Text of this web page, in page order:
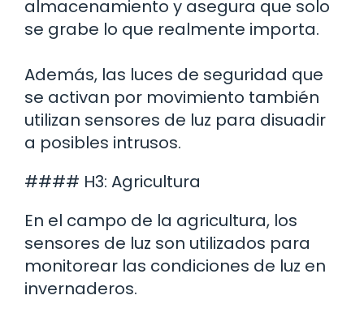
almacenamiento y asegura que solo
se grabe lo que realmente importa.
Además, las luces de seguridad que
se activan por movimiento también
utilizan sensores de luz para disuadir
a posibles intrusos.
#### H3: Agricultura
En el campo de la agricultura, los
sensores de luz son utilizados para
monitorear las condiciones de luz en
invernaderos.